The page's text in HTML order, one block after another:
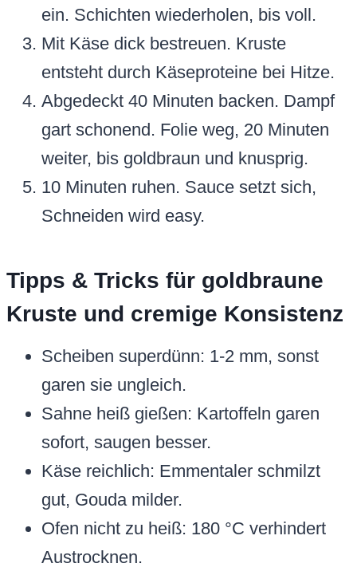
ein. Schichten wiederholen, bis voll.
Mit Käse dick bestreuen. Kruste
entsteht durch Käseproteine bei Hitze.
Abgedeckt 40 Minuten backen. Dampf
gart schonend. Folie weg, 20 Minuten
weiter, bis goldbraun und knusprig.
10 Minuten ruhen. Sauce setzt sich,
Schneiden wird easy.
Tipps & Tricks für goldbraune
Kruste und cremige Konsistenz
Scheiben superdünn: 1-2 mm, sonst
garen sie ungleich.
Sahne heiß gießen: Kartoffeln garen
sofort, saugen besser.
Käse reichlich: Emmentaler schmilzt
gut, Gouda milder.
Ofen nicht zu heiß: 180 °C verhindert
Austrocknen.